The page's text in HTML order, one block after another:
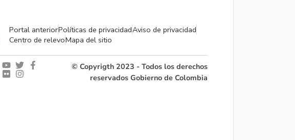
Portal anteriorPolíticas de privacidadAviso de privacidad
Centro de relevoMapa del sitio
© Copyrigth 2023 - Todos los derechos
reservados Gobierno de Colombia